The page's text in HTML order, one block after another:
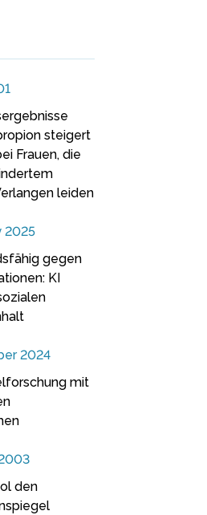
steigert
Frauen, die
leiden
2025
gegen
KI
2024
mit
den